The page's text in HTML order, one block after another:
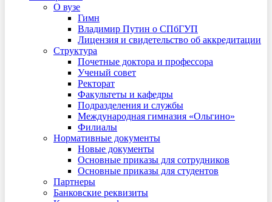
О вузе
Гимн
Владимир Путин о СПбГУП
Лицензия и свидетельство об аккредитации
Структура
Почетные доктора и профессора
Ученый совет
Ректорат
Факультеты и кафедры
Подразделения и службы
Международная гимназия «Ольгино»
Филиалы
Нормативные документы
Новые документы
Основные приказы для сотрудников
Основные приказы для студентов
Партнеры
Банковские реквизиты